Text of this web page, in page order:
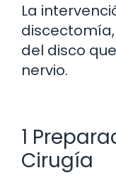
La
del disco
nervio.
1
Cirugía